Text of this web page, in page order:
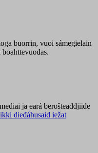
buorrin, vuoi sámegielain
ja eará berošteaddjiide
dieđáhusaid iežat